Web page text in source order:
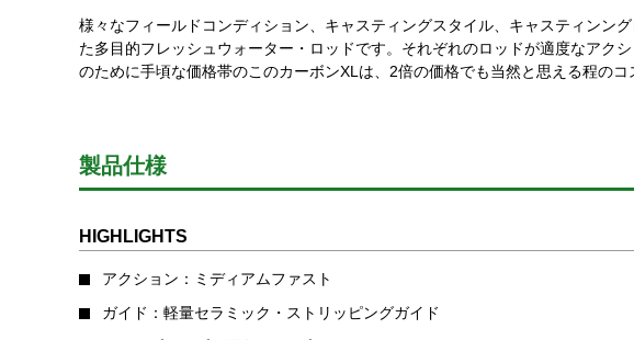
様々なフィールドコンディション、キャスティングスタイル、キャスティンン
た多目的フレッシュウォーター・ロッドです。それぞれのロッドが適度なアク
のために手頃な価格帯のこのカーボンXLは、2倍の価格でも当然と思える程のコ
製品仕様
HIGHLIGHTS
アクション：ミディアムファスト
ガイド：軽量セラミック・ストリッピングガイド